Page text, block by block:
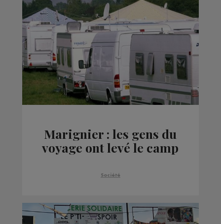
Marignier : les gens du
voyage ont levé le camp
Société